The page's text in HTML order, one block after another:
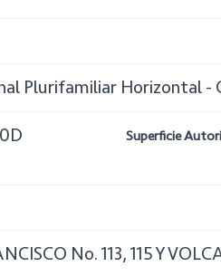
Plurifamiliar Horizontal -
Superficie
No. 113, 115 Y